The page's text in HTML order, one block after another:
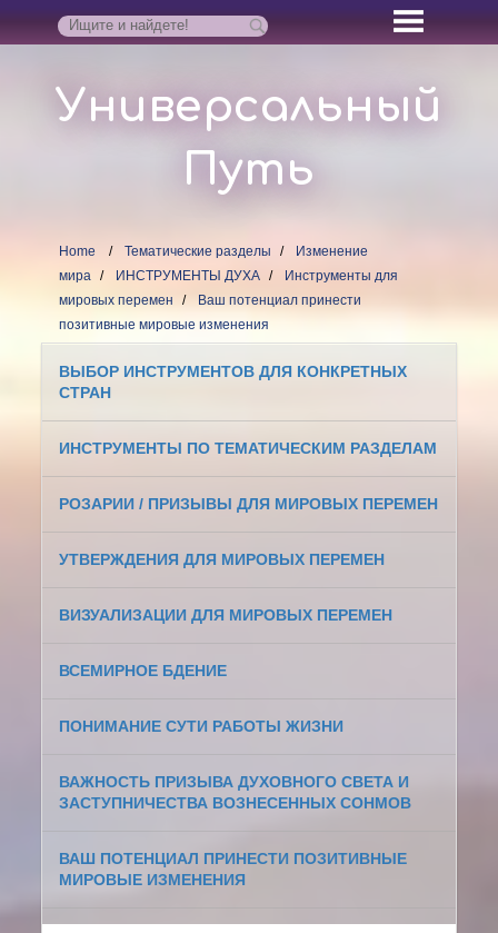
Универсальный
Путь
Home Тематические разделы
Изменение
мира
ИНСТРУМЕНТЫ ДУХА
Инструменты для
мировых перемен
Ваш потенциал принести
позитивные мировые изменения
ВЫБОР ИНСТРУМЕНТОВ ДЛЯ КОНКРЕТНЫХ
СТРАН
ИНСТРУМЕНТЫ ПО ТЕМАТИЧЕСКИМ РАЗДЕЛАМ
РОЗАРИИ / ПРИЗЫВЫ ДЛЯ МИРОВЫХ ПЕРЕМЕН
УТВЕРЖДЕНИЯ ДЛЯ МИРОВЫХ ПЕРЕМЕН
ВИЗУАЛИЗАЦИИ ДЛЯ МИРОВЫХ ПЕРЕМЕН
ВСЕМИРНОЕ БДЕНИЕ
ПОНИМАНИЕ СУТИ РАБОТЫ ЖИЗНИ
ВАЖНОСТЬ ПРИЗЫВА ДУХОВНОГО СВЕТА И
ЗАСТУПНИЧЕСТВА ВОЗНЕСЕННЫХ СОНМОВ
ВАШ ПОТЕНЦИАЛ ПРИНЕСТИ ПОЗИТИВНЫЕ
МИРОВЫЕ ИЗМЕНЕНИЯ